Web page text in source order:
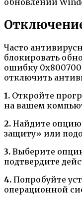
обновлении
Часто
блокировать
ошибку
отключить
1. Откройте
на вашем
2. Найдите
защиту» или
3. Выберите
подтвердите
4. Попробуйте
операционной